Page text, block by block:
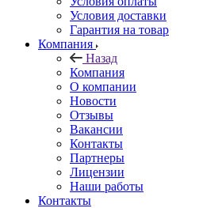
Условия доставки
Гарантия на товар
Компания
Назад
Компания
О компании
Новости
Отзывы
Вакансии
Контакты
Партнеры
Лицензии
Наши работы
Контакты